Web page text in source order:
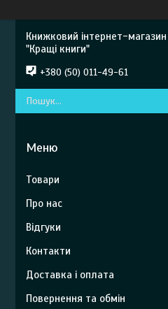
Книжковий інтернет-магазин
"Кращі книги"
+380 (50) 011-49-61
Товари
Про нас
Відгуки
Контакти
Доставка і оплата
Повернення та обмін